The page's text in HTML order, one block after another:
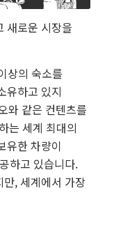
새로운 시장을
상의 숙소를
유하고 있지
와 같은 컨텐츠를
는 세계 최대의
유한 차량이
하고 있습니다.
, 세계에서 가장